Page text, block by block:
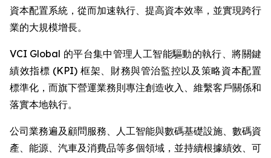
資本配置系統，從而加速執行、提高資本效率，並實現跨行
業的大規模增長。
VCI Global 的平台集中管理人工智能驅動的執行、將關鍵
績效指標 (KPI) 框架、財務與管治監控以及策略資本配置
標準化，而旗下營運業務則專注創造收入、維繫客戶關係和
落實本地執行。
公司業務遍及顧問服務、人工智能與數碼基礎設施、數碼資
產、能源、汽車及消費品等多個領域，並持續根據績效、可